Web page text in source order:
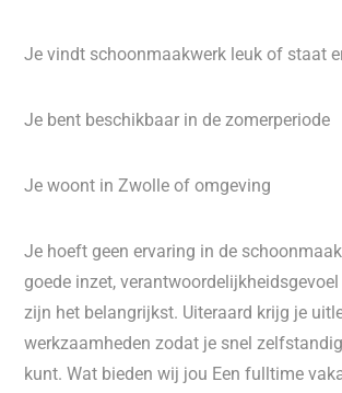
Je vindt schoonmaakwerk leuk of staat
Je bent beschikbaar in de zomerperiode
Je woont in Zwolle of omgeving
Je hoeft geen ervaring in de
goede inzet,
zijn het belangrijkst. Uiteraard krijg je
werkzaamheden zodat je snel
kunt. Wat bieden wij jou Een fulltime